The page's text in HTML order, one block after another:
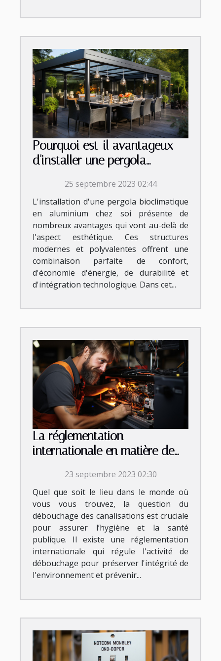
Pourquoi est-il avantageux
d'installer une pergola
25 septembre 2023 02:44
L'installation d'une pergola bioclimatique
en aluminium chez soi présente de
nombreux avantages qui vont au-delà de
l'aspect esthétique. Ces structures
modernes et polyvalentes offrent une
combinaison parfaite de confort,
d'économie d'énergie, de durabilité et
d'intégration technologique. Dans cet...
La réglementation
internationale en matière de
23 septembre 2023 02:30
Quel que soit le lieu dans le monde où
vous vous trouvez, la question du
débouchage des canalisations est cruciale
pour assurer l’hygiène et la santé
publique. Il existe une réglementation
internationale qui régule l'activité de
débouchage pour préserver l'intégrité de
l'environnement et prévenir...